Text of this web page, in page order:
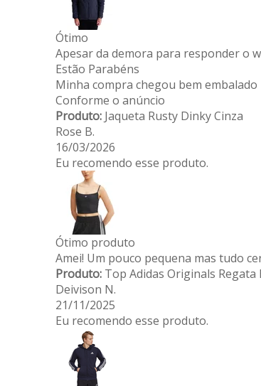
Ótimo
Apesar da demora para responder o
Estão Parabéns
Minha compra chegou bem embalado
Conforme o anúncio
Produto:Jaqueta Rusty Dinky Cinza
Rose B.
16/03/2026
Eu recomendo esse produto.
Ótimo produto
Amei! Um pouco pequena mas tudo
Produto:Top Adidas Originals Regata
Deivison N.
21/11/2025
Eu recomendo esse produto.